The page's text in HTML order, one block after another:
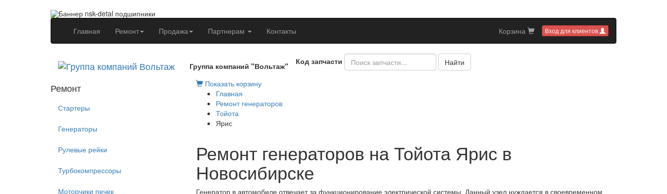
Главная (current)Ремонт Продажа Партнерам Контакты Вход для клиентов
Корзина
Группа компаний "Вольтаж"
Код запчасти Найти
Ремонт
Стартеры
Генераторы
Рулевые рейки
Турбокомпрессоры
Моторчики печек
Показать корзину
Главная
Ремонт генераторов
Тойота
Ярис
Ремонт генераторов на Тойота Ярис в
Новосибирске
Генератор в автомобиле отвечает за функционирование электрической системы. Данный узел нуждается в своевременном